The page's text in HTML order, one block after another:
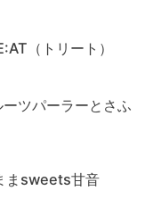
（トリート）
ツパーラーとさふ
まsweets甘音